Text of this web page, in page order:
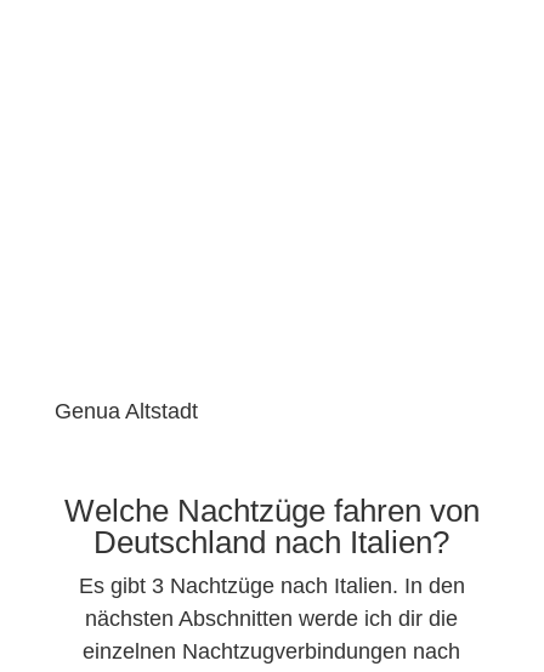
Genua Altstadt
Welche Nachtzüge fahren von
Deutschland nach Italien?
Es gibt 3 Nachtzüge nach Italien. In den
nächsten Abschnitten werde ich dir die
einzelnen Nachtzugverbindungen nach